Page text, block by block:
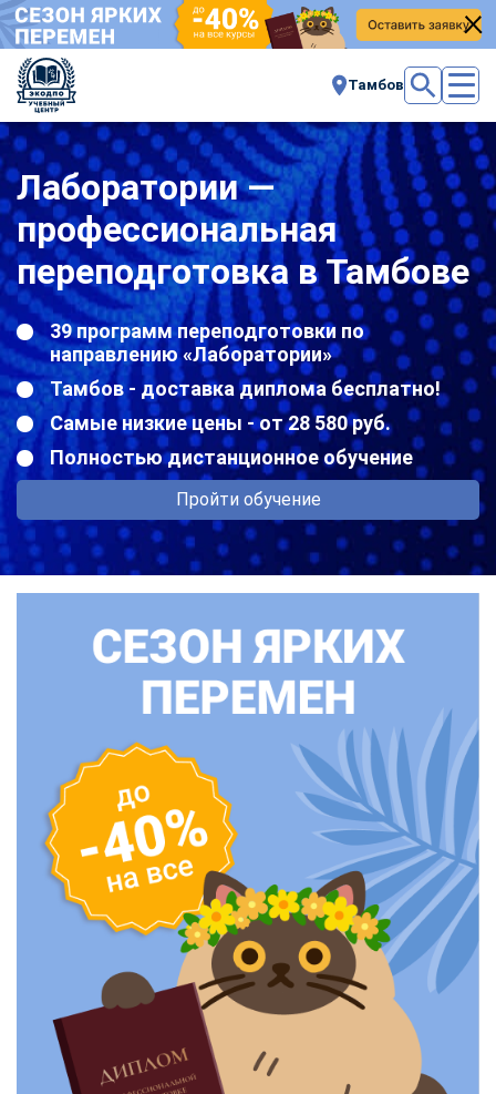
Тамбов
Лаборатории —
профессиональная
переподготовка в Тамбове
39 программ переподготовки по
направлению «Лаборатории»
Тамбов - доставка диплома бесплатно!
Самые низкие цены - от 28 580 руб.
Полностью дистанционное обучение
Пройти обучение